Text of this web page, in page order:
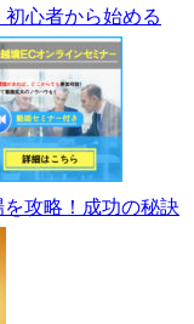
初心者から始める
を攻略！成功の秘訣